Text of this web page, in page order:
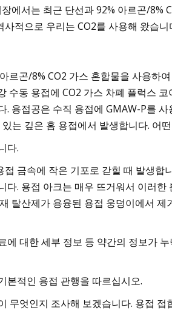
그 너머에 대한 완벽한 가이드
서는 최근 단선과 92% 아르곤/8%
적으로 우리는 CO2를 사용해 왔습니
르곤/8% CO2 가스 혼합물을 사용하
수동 용접에 CO2 가스 차폐 플럭스
용접공은 수직 용접에 GMAW-P를
는 깊은 홈 용접에서 발생합니다. 어
다.
금속에 작은 기포로 갇힐 때 발생합
다. 용접 아크는 매우 뜨거워서 이러
탈산제가 용융된 용접 웅덩이에서
에 대한 세부 정보 등 약간의 정보가
본적인 용접 관행을 따르십시오.
무엇인지 조사해 보겠습니다. 용접